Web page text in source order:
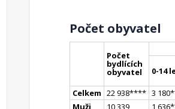
Počet obyvatel
Počet
bydlících
obyvatel 0-14
Celkem 22 938**** 3 180
Muži
10 339 1 636*